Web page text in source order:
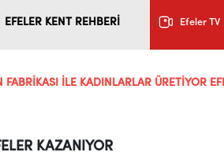
EFELER KENT REHBERİ Efeler TV
FABRİKASI İLE KADINLARLAR ÜRETİYOR
KAZANIYOR